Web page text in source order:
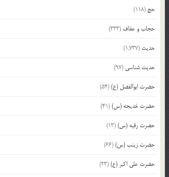
حج (118)
حجاب و عفاف (333)
حدیث (1,737)
حدیث شناسی (97)
حضرت ابوالفضل (ع)(54)
حضرت خدیجه (س)(41)
حضرت رقیه (س)(13)
حضرت زینب (س)(66)
حضرت علی اکبر (ع)(23)